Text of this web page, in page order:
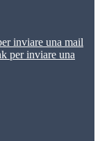
inviare una mail
per inviare una